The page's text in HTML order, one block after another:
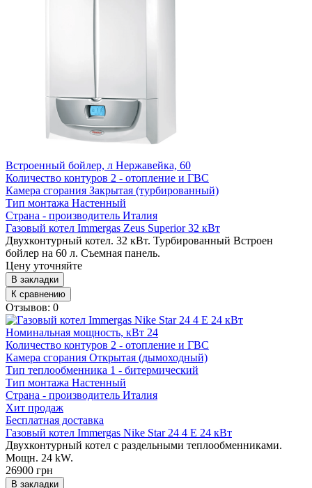
Встроенный бойлер, л Нержавейка, 60
Количество контуров 2 - отопление и ГВС
Камера сгорания Закрытая (турбированный)
Тип монтажа Настенный
Страна - производитель Италия
Газовый котел Immergas Zeus Superior 32 кВт
Двухконтурный котел. 32 кВт. Турбированный Встроен
бойлер на 60 л. Съемная панель.
Цену уточняйте
В закладки
К сравнению
Отзывов: 0
Номинальная мощность, кВт 24
Количество контуров 2 - отопление и ГВС
Камера сгорания Открытая (дымоходный)
Тип теплообменника 1 - битермический
Тип монтажа Настенный
Страна - производитель Италия
Хит продаж
Бесплатная доставка
Газовый котел Immergas Nike Star 24 4 Е 24 кВт
Двухконтурный котел с раздельными теплообменниками.
Мощн. 24 kW.
26900 грн
В закладки